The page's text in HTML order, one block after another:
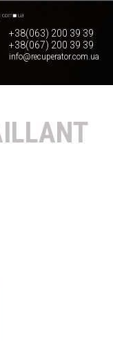
+38(063) 200 39 39
+38(067) 200 39 39
info@recuperator.com.ua